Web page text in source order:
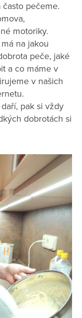
pečeme.
motoriky.
na jakou
peče, jaké
a co máme v
v našich
pak si vždy
dobrotách si